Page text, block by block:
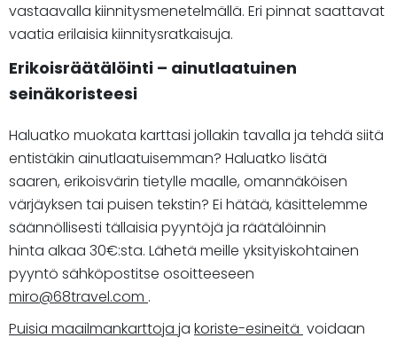
vastaavalla kiinnitysmenetelmällä. Eri pinnat saattavat
vaatia erilaisia kiinnitysratkaisuja.
Erikoisräätälöinti – ainutlaatuinen
seinäkoristeesi
Haluatko muokata karttasi jollakin tavalla ja tehdä siitä
entistäkin ainutlaatuisemman? Haluatko lisätä
saaren, erikoisvärin tietylle maalle, omannäköisen
värjäyksen tai puisen tekstin? Ei hätää, käsittelemme
säännöllisesti tällaisia pyyntöjä ja räätälöinnin
hinta alkaa 30€:sta. Lähetä meille yksityiskohtainen
pyyntö sähköpostitse osoitteeseen
miro@68travel.com .
Puisia maailmankarttoja ja koriste-esineitä voidaan